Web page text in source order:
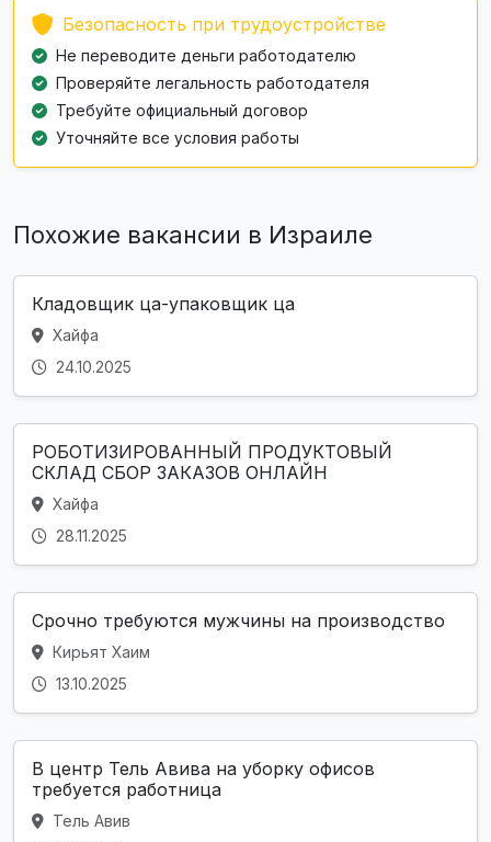
Безопасность при трудоустройстве
Не переводите деньги работодателю
Проверяйте легальность работодателя
Требуйте официальный договор
Уточняйте все условия работы
Похожие вакансии в Израиле
Кладовщик ца-упаковщик ца
Хайфа
24.10.2025
РОБОТИЗИРОВАННЫЙ ПРОДУКТОВЫЙ
СКЛАД СБОР ЗАКАЗОВ ОНЛАЙН
Хайфа
28.11.2025
Срочно требуются мужчины на производство
Кирьят Хаим
13.10.2025
В центр Тель Авива на уборку офисов
требуется работница
Тель Авив